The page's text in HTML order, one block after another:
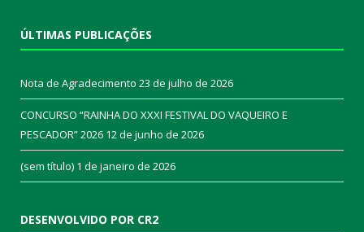
ÚLTIMAS PUBLICAÇÕES
Nota de Agradecimento 23 de julho de 2026
CONCURSO “RAINHA DO XXXI FESTIVAL DO VAQUEIRO E
PESCADOR” 2026 12 de junho de 2026
(sem título) 1 de janeiro de 2026
DESENVOLVIDO POR CR2